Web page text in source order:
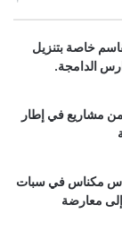
خاصة بتنزيل
سابق من مشاريع في إطار
فاس مكناس في سبات
إلى معارضة